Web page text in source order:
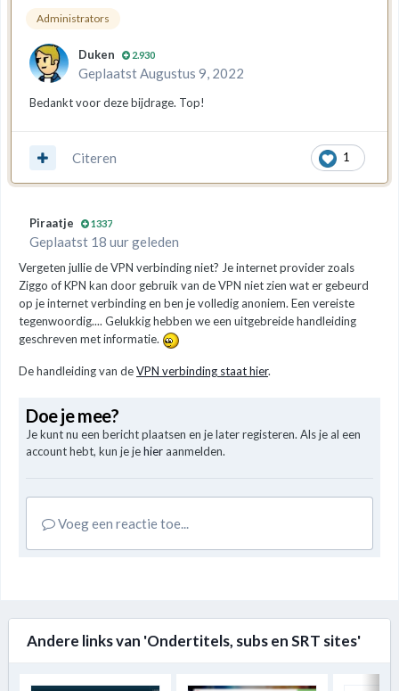
Administrators
Duken 2.930
GeplaatstAugustus 9, 2022
Bedankt voor deze bijdrage. Top!
1
Citeren
Piraatje 1337
Geplaatst 18 uur geleden
Vergeten jullie de VPN verbinding niet? Je internet provider zoals
Ziggo of KPN kan door gebruik van de VPN niet zien wat er gebeurd
op je internet verbinding en ben je volledig anoniem. Een vereiste
tegenwoordig.... Gelukkig hebben we een uitgebreide handleiding
geschreven met informatie.
De handleiding van deVPN verbinding staat hier.
Doe je mee?
Je kunt nu een bericht plaatsen en je later registeren. Als je al een
account hebt, kun je jehier aanmelden.
Voeg een reactie toe...
Andere links van 'Ondertitels, subs en SRT sites'